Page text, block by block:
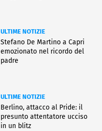
ULTIME NOTIZIE
Stefano De Martino a Capri
emozionato nel ricordo del
padre
ULTIME NOTIZIE
Berlino, attacco al Pride: il
presunto attentatore ucciso
in un blitz